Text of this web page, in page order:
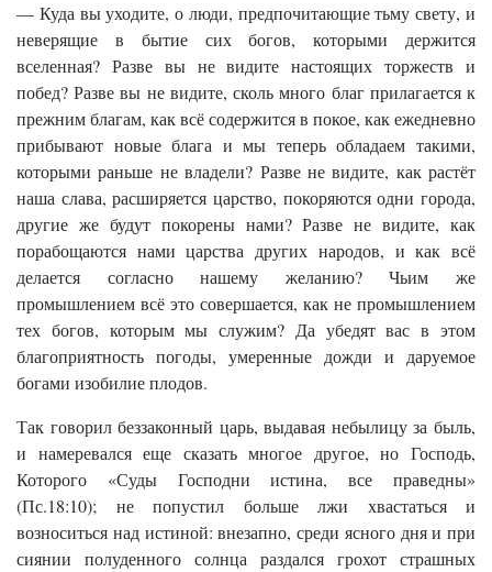
— Куда вы уходите, о люди, предпочитающие тьму свету, и
неверящие в бытие сих богов, которыми держится
вселенная? Разве вы не видите настоящих торжеств и
побед? Разве вы не видите, сколь много благ прилагается к
прежним благам, как всё содержится в покое, как ежедневно
прибывают новые блага и мы теперь обладаем такими,
которыми раньше не владели? Разве не видите, как растёт
наша слава, расширяется царство, покоряются одни города,
другие же будут покорены нами? Разве не видите, как
порабощаются нами царства других народов, и как всё
делается согласно нашему желанию? Чьим же
промышлением всё это совершается, как не промышлением
тех богов, которым мы служим? Да убедят вас в этом
благоприятность погоды, умеренные дожди и даруемое
богами изобилие плодов.
Так говорил беззаконный царь, выдавая небылицу за быль,
и намеревался еще сказать многое другое, но Господь,
Которого «Суды Господни истина, все праведны»
(Пс.18:10); не попустил больше лжи хвастаться и
возноситься над истиной: внезапно, среди ясного дня и при
сиянии полуденного солнца раздался грохот страшных